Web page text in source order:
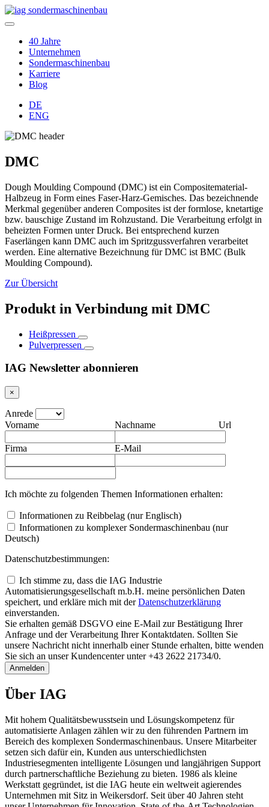
40 Jahre
Unternehmen
Sondermaschinenbau
Karriere
Blog
DE
ENG
DMC
Dough Moulding Compound (DMC) ist ein Compositematerial-
Halbzeug in Form eines Faser-Harz-Gemisches. Das bezeichnende
Merkmal gegenüber anderen Composites ist der formlose, knetartige
bzw. bauschige Zustand im Rohzustand. Die Verarbeitung erfolgt in
beheizten Formen unter Druck. Bei entsprechend kurzen
Faserlängen kann DMC auch im Spritzgussverfahren verarbeitet
werden. Eine alternative Bezeichnung für DMC ist BMC (Bulk
Moulding Compound).
Zur Übersicht
Produkt in Verbindung mit DMC
Heißpressen
Pulverpressen
IAG Newsletter abonnieren
×
Anrede
Vorname
Nachname
Firma E-Mail
Url
Ich möchte zu folgenden Themen Informationen erhalten:
Informationen zu Reibbelag (nur Englisch)
Informationen zu komplexer Sondermaschinenbau (nur
Deutsch)
Datenschutzbestimmungen:
Ich stimme zu, dass die IAG Industrie
Automatisierungsgesellschaft m.b.H. meine persönlichen Daten
speichert, und erkläre mich mit derDaten­schutz­erklärung
einverstanden.
Sie erhalten gemäß DSGVO eine E-Mail zur Bestätigung Ihrer
Anfrage und der Verarbeitung Ihrer Kontaktdaten. Sollten Sie
unsere Nachricht nicht innerhalb einer Stunde erhalten, bitte wenden
Sie sich an unser Kundencenter unter +43 2622 21734/0.
Anmelden
Über IAG
Mit hohem Qualitätsbewusstsein und Lösungskompetenz für
automatisierte Anlagen zählen wir zu den führenden Partnern im
Bereich des komplexen Sondermaschinenbaus. Unsere Mitarbeiter
setzen sich dafür ein, Kunden aus unterschiedlichsten
Industriesegmenten intelligente Lösungen und langjährigen Support
durch partnerschaftliche Beziehung zu bieten. 1986 als kleine
Werkstatt gegründet, ist die IAG heute ein weltweit agierendes
Unternehmen mit Sitz in Weikersdorf. Seit über 40 Jahren steht